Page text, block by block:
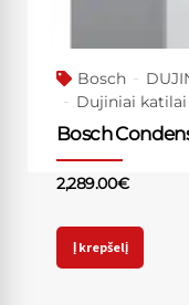
Bosch
Dujiniai katilai
Bosch
2,289.00€
Į krepšelį